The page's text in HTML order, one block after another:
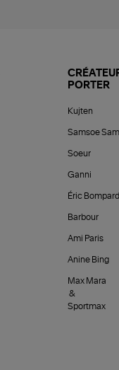
PORTER
Kujten
Samsoe
Soeur
Ganni
Éric Bompard
Barbour
Ami Paris
Anine Bing
Max Mara
&
Sportmax